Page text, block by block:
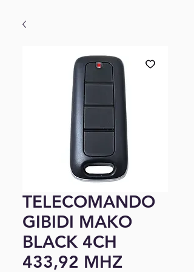
TELECOMANDO
GIBIDI MAKO
BLACK 4CH
433,92 MHZ